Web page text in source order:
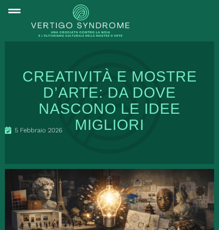
CREATIVITÀ E MOSTRE
D’ARTE: DA DOVE
NASCONO LE IDEE
MIGLIORI
5 Febbraio 2026